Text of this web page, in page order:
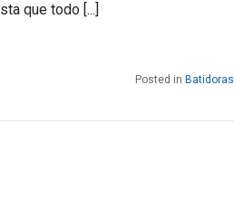
que todo [...]
Posted in Batidoras